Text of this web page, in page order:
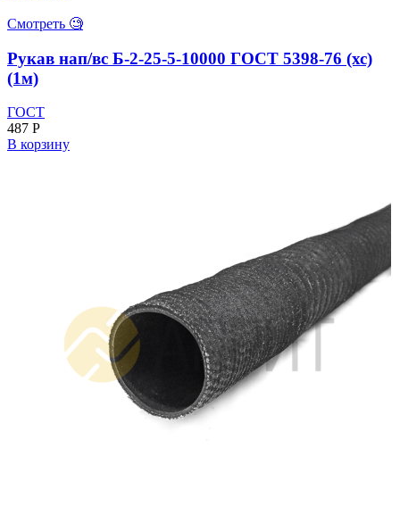
Смотреть 🧐
Рукав нап/вс Б-2-25-5-10000 ГОСТ 5398-76 (хс)
(1м)
ГОСТ
487 Р
В корзину